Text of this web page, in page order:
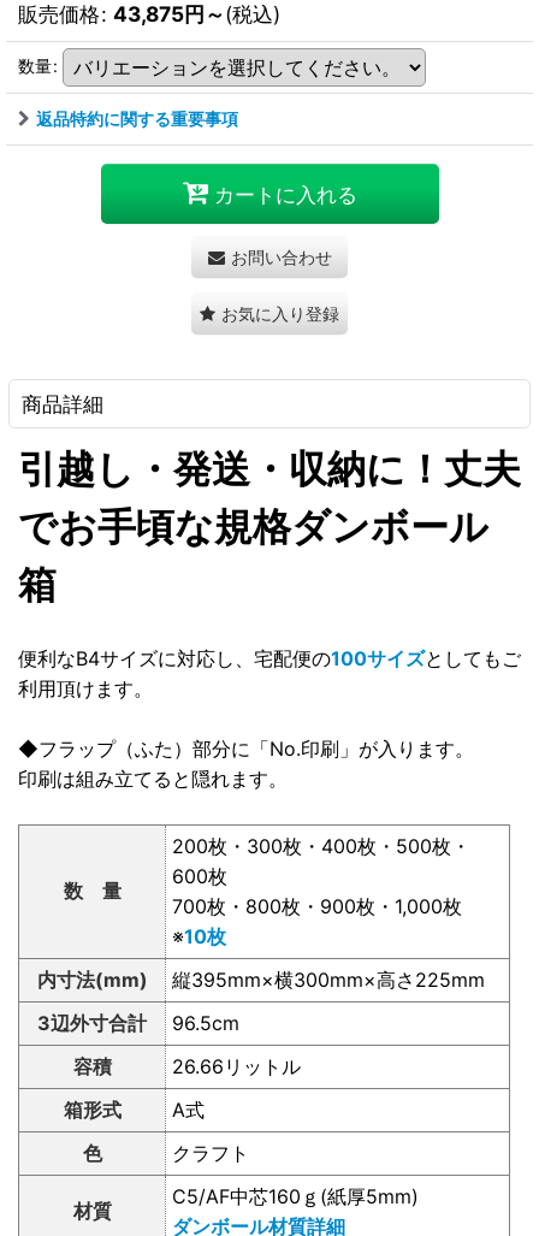
販売価格: 43,875円～(税込)
数量:
返品特約に関する重要事項
カートに入れる
お問い合わせ
お気に入り登録
商品詳細
引越し・発送・収納に！丈夫
でお手頃な規格ダンボール
箱
便利なB4サイズに対応し、宅配便の100サイズとしてもご
利用頂けます。
◆フラップ（ふた）部分に「No.印刷」が入ります。
印刷は組み立てると隠れます。
数 量
200枚・300枚・400枚・500枚・
600枚
700枚・800枚・900枚・1,000枚
※10枚
内寸法(mm)
縦395mm×横300mm×高さ225mm
3辺外寸合計
96.5cm
容積
26.66リットル
箱形式
A式
色
クラフト
材質
C5/AF中芯160ｇ(紙厚5mm)
ダンボール材質詳細